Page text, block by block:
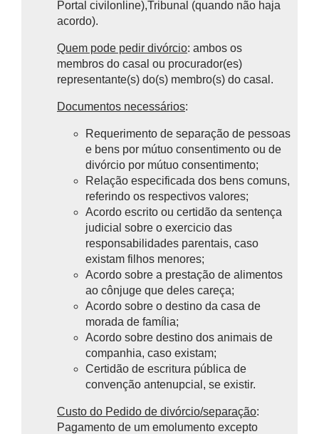
Portal civilonline),Tribunal (quando não haja
acordo).
Quem pode pedir divórcio: ambos os
membros do casal ou procurador(es)
representante(s) do(s) membro(s) do casal.
Documentos necessários:
Requerimento de separação de pessoas
e bens por mútuo consentimento ou de
divórcio por mútuo consentimento;
Relação especificada dos bens comuns,
referindo os respectivos valores;
Acordo escrito ou certidão da sentença
judicial sobre o exercicio das
responsabilidades parentais, caso
existam filhos menores;
Acordo sobre a prestação de alimentos
ao cônjuge que deles careça;
Acordo sobre o destino da casa de
morada de família;
Acordo sobre destino dos animais de
companhia, caso existam;
Certidão de escritura pública de
convenção antenupcial, se existir.
Custo do Pedido de divórcio/separação:
Pagamento de um emolumento excepto